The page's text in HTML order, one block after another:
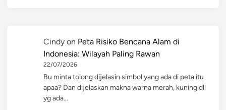
Cindy on Peta Risiko Bencana Alam di
Indonesia: Wilayah Paling Rawan
22/07/2026
Bu minta tolong dijelasin simbol yang ada di peta itu
apaa? Dan dijelaskan makna warna merah, kuning dll
yg ada…